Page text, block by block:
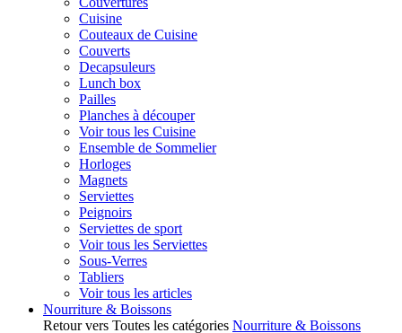
Cuisine
Couteaux de Cuisine
Couverts
Decapsuleurs
Lunch box
Pailles
Planches à découper
Voir tous les Cuisine
Ensemble de Sommelier
Horloges
Magnets
Serviettes
Peignoirs
Serviettes de sport
Voir tous les Serviettes
Sous-Verres
Tabliers
Voir tous les articles
Nourriture & Boissons
Retour vers Toutes les catégories Nourriture & Boissons